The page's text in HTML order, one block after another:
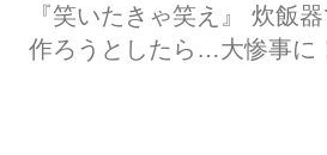
『笑いたきゃ笑え』 炊飯
作ろうとしたら…大惨事に